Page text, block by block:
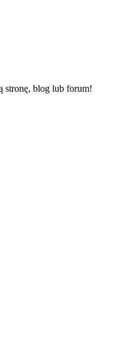
stronę, blog lub forum!